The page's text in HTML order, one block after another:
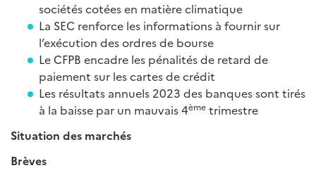
sociétés cotées en matière climatique
La SEC renforce les informations à fournir sur
l’exécution des ordres de bourse
Le CFPB encadre les pénalités de retard de
paiement sur les cartes de crédit
Les résultats annuels 2023 des banques sont tirés
à la baisse par un mauvais 4ème trimestre
Situation des marchés
Brèves